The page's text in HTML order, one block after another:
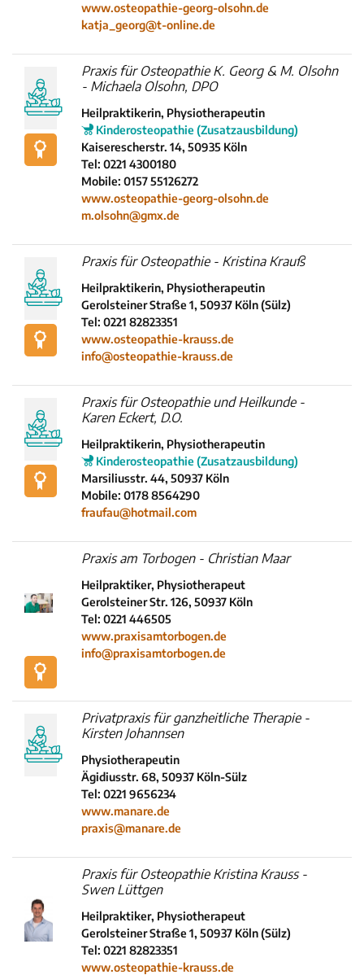
www.osteopathie-georg-olsohn.de
katja_georg@t-online.de
Praxis für Osteopathie K. Georg & M. Olsohn
- Michaela Olsohn, DPO
Heilpraktikerin, Physiotherapeutin
Kinderosteopathie (Zusatzausbildung)
Kaiserescherstr. 14, 50935 Köln
Tel: 0221 4300180
Mobile: 0157 55126272
www.osteopathie-georg-olsohn.de
m.olsohn@gmx.de
Praxis für Osteopathie - Kristina Krauß
Heilpraktikerin, Physiotherapeutin
Gerolsteiner Straße 1, 50937 Köln (Sülz)
Tel: 0221 82823351
www.osteopathie-krauss.de
info@osteopathie-krauss.de
Praxis für Osteopathie und Heilkunde -
Karen Eckert, D.O.
Heilpraktikerin, Physiotherapeutin
Kinderosteopathie (Zusatzausbildung)
Marsiliusstr. 44, 50937 Köln
Mobile: 0178 8564290
fraufau@hotmail.com
Praxis am Torbogen - Christian Maar
Heilpraktiker, Physiotherapeut
Gerolsteiner Str. 126, 50937 Köln
Tel: 0221 446505
www.praxisamtorbogen.de
info@praxisamtorbogen.de
Privatpraxis für ganzheitliche Therapie -
Kirsten Johannsen
Physiotherapeutin
Ägidiusstr. 68, 50937 Köln-Sülz
Tel: 0221 9656234
www.manare.de
praxis@manare.de
Praxis für Osteopathie Kristina Krauss -
Swen Lüttgen
Heilpraktiker, Physiotherapeut
Gerolsteiner Straße 1, 50937 Köln (Sülz)
Tel: 0221 82823351
www.osteopathie-krauss.de